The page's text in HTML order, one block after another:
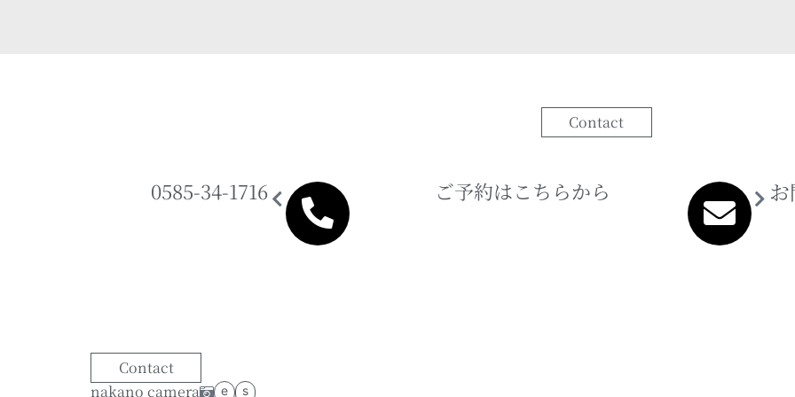
Contact
0585-34-1716 ご予約はこちらから
Contact
nakano camera
e s